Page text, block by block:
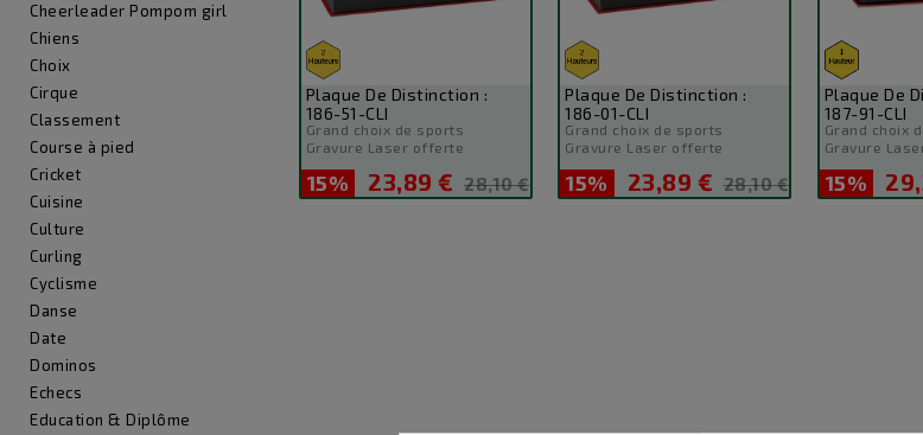
Cheerleader Pompom girl
Chiens
Choix
Cirque
Classement
Course à pied
Cricket
Cuisine
Culture
Curling
Cyclisme
Danse
Date
Dominos
Echecs
Education & Diplôme
15%
Plaque De Distinction :
186-51-CLI
Grand choix de sports
Gravure Laser offerte
Prix
23,89 € Prix
28,10 € 15%
Plaque De Distinction :
186-01-CLI
Grand choix de sports
Gravure Laser offerte
Prix
23,89 € Prix
28,10 € 15%
Plaque De
187-91-CLI
Grand choix
Gravure
Prix